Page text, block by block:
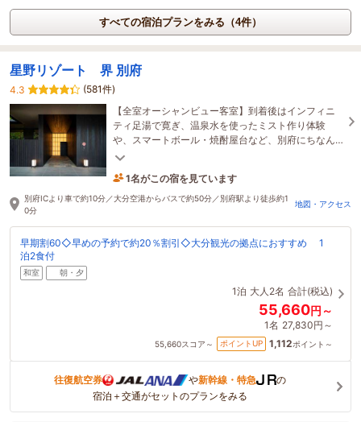
すべての宿泊プランをみる（4件）
星野リゾート 界 別府
4.3
(581件)
【全室オーシャンビュー客室】到着後はインフィニ
ティ足湯で寛ぎ、温泉水を使ったミスト作り体験
や、スマートボール・焼酎屋台など、別府にちなん
だ温泉魅力を楽しめます！
1名がこの宿を見ています
2時間前に予約されました
別府ICより車で約10分／大分空港からバスで約50分／別府駅より徒歩約1
0分
地図・アクセス
早期割60◇早めの予約で約20％割引◇大分観光の拠点におすすめ 1
泊2食付
和室 朝・夕
1泊 大人2名 合計(税込)
55,660円～
1名 27,830円～
55,660スコア～ ポイントUP 1,112ポイント～
往復航空券 や新幹線・特急
の
宿泊＋交通がセットのプランをみる